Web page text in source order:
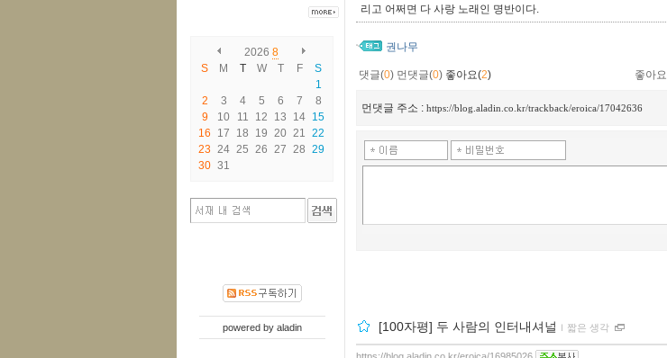
2026 8
S
M T W T F
S
1
2
3 4 5 6 7
8
9
10 11 12 13 14 15
16
17 18 19 20 21
22
23 24 25 26 27 28 29
30 31
powered by aladin
리고 어쩌면 다 사랑 노래인 명반이다.
권나무
댓글(0) 먼댓글(0) 좋아요(2) 좋아요
먼댓글 주소 : https://blog.aladin.co.kr/trackback/eroica/17042636
[100자평] 두 사람의 인터내셔널 ｌ 짧은 생각